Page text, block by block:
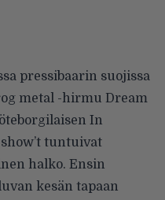
pressibaarin suojissa
metal -hirmu Dream
In
tuntuivat
halko. Ensin
kesän tapaan